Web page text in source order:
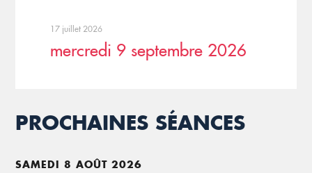
17 juillet 2026
mercredi 9 septembre 2026
PROCHAINES SÉANCES
SAMEDI 8 AOÛT 2026